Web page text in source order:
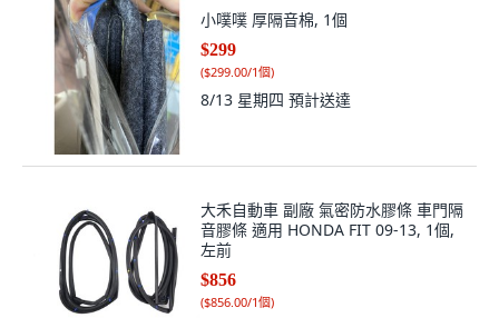
小噗噗 厚隔音棉, 1個
$299
($299.00/1個)
8/13 星期四 預計送達
大禾自動車 副廠 氣密防水膠條 車門隔
音膠條 適用 HONDA FIT 09-13, 1個,
左前
$856
($856.00/1個)